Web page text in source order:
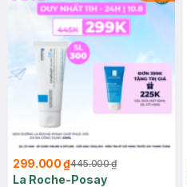
299.000 ₫445.000 ₫
La Roche-Posay